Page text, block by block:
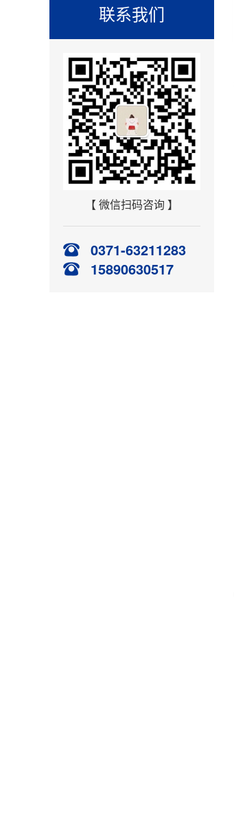
联系我们
【 微信扫码咨询 】
0371-63211283
15890630517